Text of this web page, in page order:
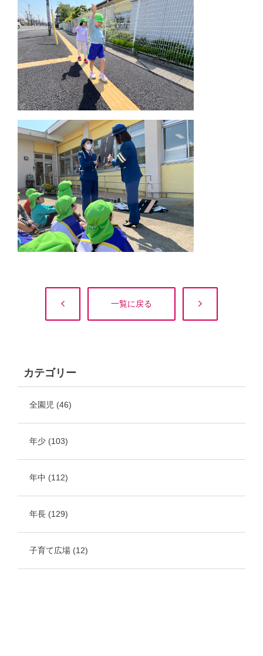
一覧に戻る
カテゴリー
全園児 (46)
年少 (103)
年中 (112)
年長 (129)
子育て広場 (12)